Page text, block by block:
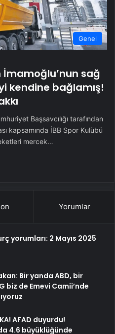
Genel
İmamoğlu’nun sağ
kendine bağlamış!
Başsavcılığı tarafından
kapsamında İBB Spor Kulübü
mercek…
Yorumlar
yorumları: 2 Mayıs 2025
Bir yanda ABD, bir
biz de Emevi Camii’nde
AFAD duyurdu!
4.6 büyüklüğünde